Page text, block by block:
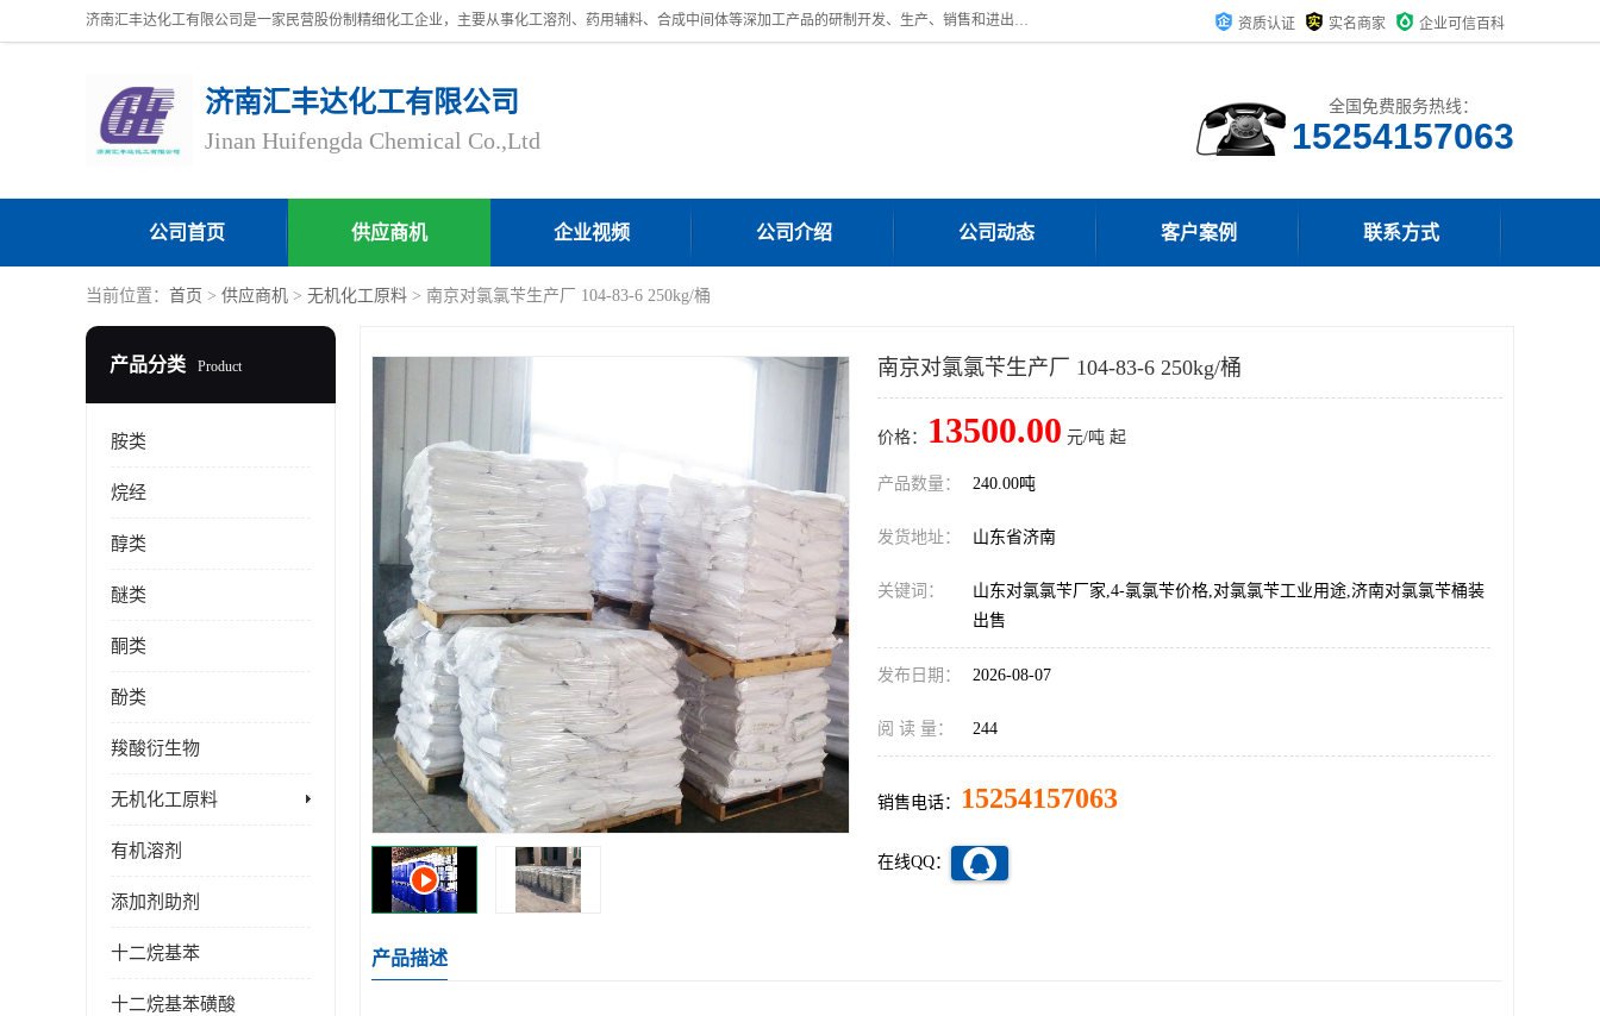
济南汇丰达化工有限公司是一家民营股份制精细化工企业，主要从事化工溶剂、药用辅料、合成中间体等深加工产品的研制开发、生产、销售和进出口贸易。主营产品：环氧丙烷，十二烷基苯，甲基磺酸，磺酸，DMF，DMAC，甘油，苯甲醇，乙酰氯，甲基丙烯酸，甲基丙烯酸甲酯，叔丁醇，异辛酸，二乙烯三胺，一乙，二乙‎，三乙醇胺，原乙酸三甲酯等化工产品及中间体。欢迎各界朋友洽谈咨询业务。 资质认证 实名商家 企业可信百科
济南汇丰达化工有限公司
Jinan Huifengda Chemical Co.,Ltd
全国免费服务热线：
15254157063
公司首页 供应商机 企业视频 公司介绍 公司动态 客户案例 联系方式
当前位置： 首页 > 供应商机 > 无机化工原料 > 南京对氯氯苄生产厂 104-83-6 250kg/桶
产品分类 Product
胺类
烷经
醇类
醚类
酮类
酚类
羧酸衍生物
无机化工原料
有机溶剂
添加剂助剂
十二烷基苯
十二烷基苯磺酸
南京对氯氯苄生产厂 104-83-6 250kg/桶
价格： 13500.00 元/吨 起
产品数量： 240.00吨
发货地址： 山东省济南
关键词：
山东对氯氯苄厂家,4-氯氯苄价格,对氯氯苄工业用途,济南对氯氯苄桶装
出售
发布日期： 2026-08-07
阅 读 量： 244
销售电话： 15254157063
在线QQ：
产品描述